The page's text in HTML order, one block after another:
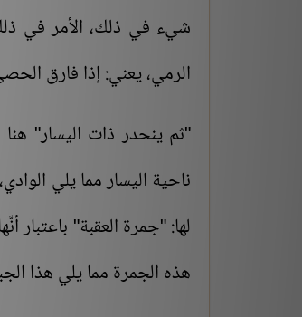
شيء في ذلك، الأمر في
الرمي، يعني: إذا فارق
"ثم ينحدر ذات اليسار"
ناحية اليسار مما يلي
لها: "جمرة العقبة" باعتبار
هذه الجمرة مما يلي هذا